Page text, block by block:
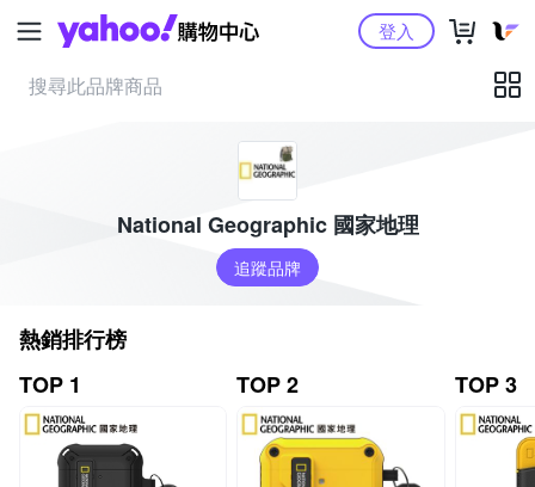
Yahoo購物中心登入
National Geographic 國家地理
追蹤品牌
熱銷排行榜
TOP 1
TOP 2 TOP 3